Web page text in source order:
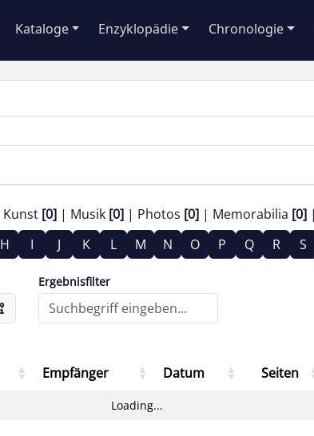
Kataloge Enzyklopädie Chronologie
Kunst [0] Musik [0] Photos [0] Memorabilia [0]
H I J K L M N O P Q R S
Ergebnisfilter
Empfänger Datum Seiten
Loading...